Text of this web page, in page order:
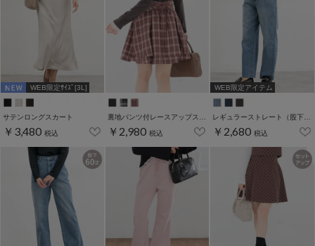
WEB限定ｻｲｽﾞ[3L]
サテンロングスカート
￥3,480 税込 ￥2,980 税込
WEB限定アイテム
￥2,680 税込